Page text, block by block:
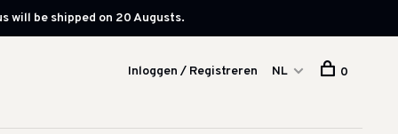
will be shipped on 20 Augusts.
Inloggen / Registreren NL 0